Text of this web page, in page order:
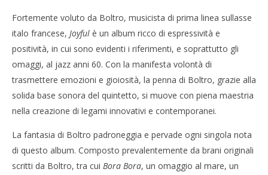
NOW VIEWING
Flavio Boltro in uscita il nuovo album Joyful
10/07/2012
Fortemente voluto da Boltro, musicista di prima linea sullasse
italo francese, Joyful è un album ricco di espressività e
positività, in cui sono evidenti i riferimenti, e soprattutto gli
omaggi, al jazz anni 60. Con la manifesta volontà di
trasmettere emozioni e gioiosità, la penna di Boltro, grazie alla
solida base sonora del quintetto, si muove con piena maestria
nella creazione di legami innovativi e contemporanei.
La fantasia di Boltro padroneggia e pervade ogni singola nota
di questo album. Composto prevalentemente da brani originali
scritti da Boltro, tra cui Bora Bora, un omaggio al mare, un